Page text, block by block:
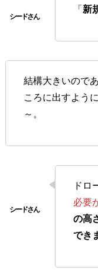
「 新
結構大きいので
ころに出すよう
～。
ドロ
必要
の高
でき